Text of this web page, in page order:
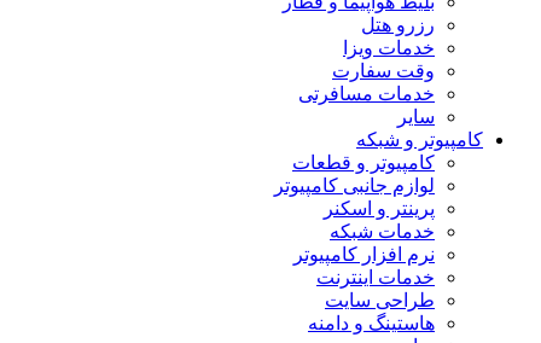
رزرو هتل
خدمات ویزا
وقت سفارت
خدمات مسافرتی
سایر
کامپیوتر و شبکه
کامپیوتر و قطعات
لوازم جانبی کامپیوتر
پرینتر و اسکنر
خدمات شبکه
نرم افزار کامپیوتر
خدمات اینترنت
طراحی سایت
هاستینگ و دامنه